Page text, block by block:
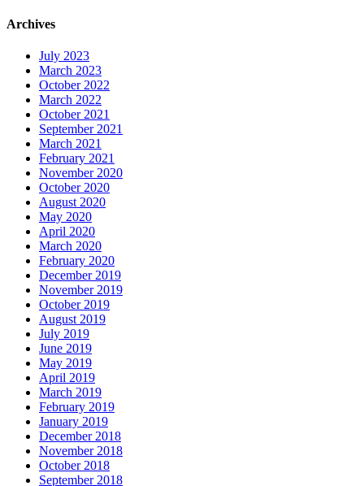
Archives
July 2023
March 2023
October 2022
March 2022
October 2021
September 2021
March 2021
February 2021
November 2020
October 2020
August 2020
May 2020
April 2020
March 2020
February 2020
December 2019
November 2019
October 2019
August 2019
July 2019
June 2019
May 2019
April 2019
March 2019
February 2019
January 2019
December 2018
November 2018
October 2018
September 2018